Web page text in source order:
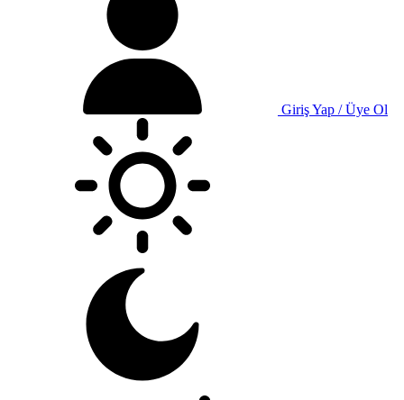
Giriş Yap / Üye Ol